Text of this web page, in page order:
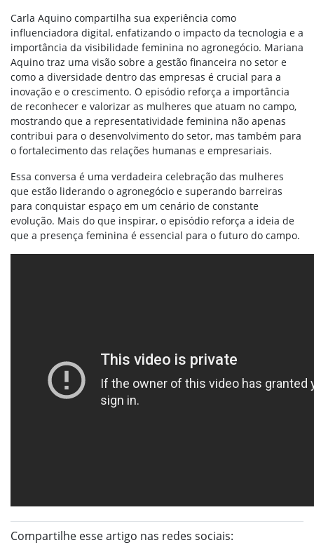
Carla Aquino compartilha sua experiência como
influenciadora digital, enfatizando o impacto da tecnologia e a
importância da visibilidade feminina no agronegócio. Mariana
Aquino traz uma visão sobre a gestão financeira no setor e
como a diversidade dentro das empresas é crucial para a
inovação e o crescimento. O episódio reforça a importância
de reconhecer e valorizar as mulheres que atuam no campo,
mostrando que a representatividade feminina não apenas
contribui para o desenvolvimento do setor, mas também para
o fortalecimento das relações humanas e empresariais.
Essa conversa é uma verdadeira celebração das mulheres
que estão liderando o agronegócio e superando barreiras
para conquistar espaço em um cenário de constante
evolução. Mais do que inspirar, o episódio reforça a ideia de
que a presença feminina é essencial para o futuro do campo.
Compartilhe esse artigo nas redes sociais: